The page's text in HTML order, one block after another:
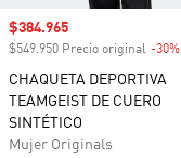
Precio de venta
$384.965
$549.950 Precio original -30%
CHAQUETA DEPORTIVA
TEAMGEIST DE CUERO
SINTÉTICO
Mujer Originals